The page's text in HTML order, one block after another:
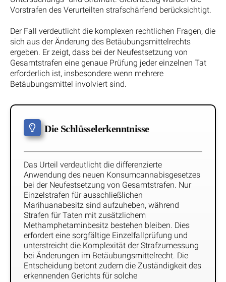
Vorstrafen des Verurteilten strafschärfend berücksichtigt.
Der Fall verdeutlicht die komplexen rechtlichen Fragen, die
sich aus der Änderung des Betäubungsmittelrechts
ergeben. Er zeigt, dass bei der Neufestsetzung von
Gesamtstrafen eine genaue Prüfung jeder einzelnen Tat
erforderlich ist, insbesondere wenn mehrere
Betäubungsmittel involviert sind.
Die Schlüsselerkenntnisse
Das Urteil verdeutlicht die differenzierte
Anwendung des neuen Konsumcannabisgesetzes
bei der Neufestsetzung von Gesamtstrafen. Nur
Einzelstrafen für ausschließlichen
Marihuanabesitz sind aufzuheben, während
Strafen für Taten mit zusätzlichem
Methamphetaminbesitz bestehen bleiben. Dies
erfordert eine sorgfältige Einzelfallprüfung und
unterstreicht die Komplexität der Strafzumessung
bei Änderungen im Betäubungsmittelrecht. Die
Entscheidung betont zudem die Zuständigkeit des
erkennenden Gerichts für solche